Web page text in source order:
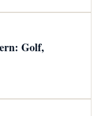
Golf,